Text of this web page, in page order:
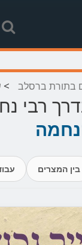
בתורת ברסלב >
רבי
בין המצרים